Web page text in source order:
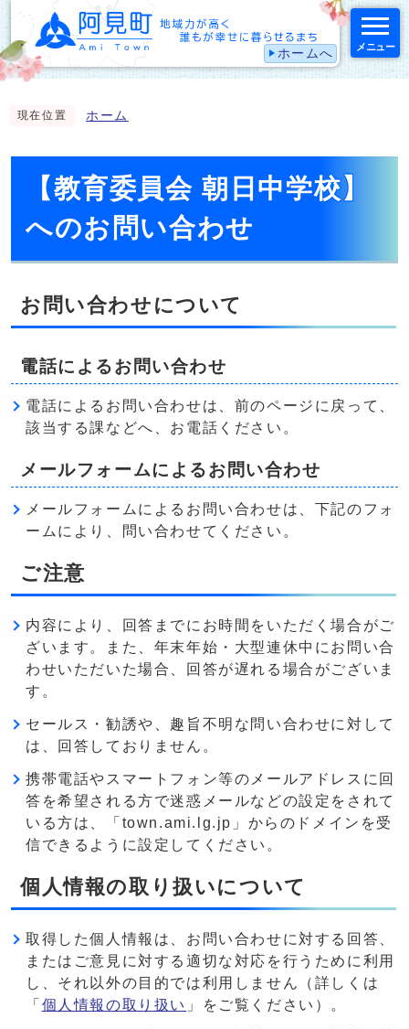
ホームへ メニュー
現在位置 ホーム
【教育委員会 朝日中学校】
へのお問い合わせ
お問い合わせについて
電話によるお問い合わせ
電話によるお問い合わせは、前のページに戻って、
該当する課などへ、お電話ください。
メールフォームによるお問い合わせ
メールフォームによるお問い合わせは、下記のフォ
ームにより、問い合わせてください。
ご注意
内容により、回答までにお時間をいただく場合がご
ざいます。また、年末年始・大型連休中にお問い合
わせいただいた場合、回答が遅れる場合がございま
す。
セールス・勧誘や、趣旨不明な問い合わせに対して
は、回答しておりません。
携帯電話やスマートフォン等のメールアドレスに回
答を希望される方で迷惑メールなどの設定をされて
いる方は、「town.ami.lg.jp」からのドメインを受
信できるように設定してください。
個人情報の取り扱いについて
取得した個人情報は、お問い合わせに対する回答、
またはご意見に対する適切な対応を行うために利用
し、それ以外の目的では利用しません（詳しくは
「 個人情報の取り扱い 」をご覧ください）。